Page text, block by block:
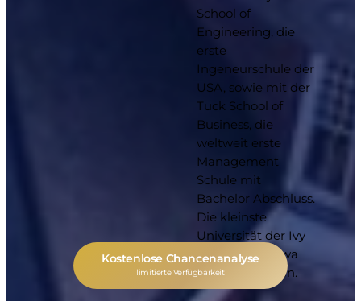
Kostenlose Chancenanalyse
limitierte Verfügbarkeit
School of
Engineering, die
erste
Ingeneurschule der
USA, sowie mit der
Tuck School of
Business, die
weltweit erste
Management
Schule mit
Bachelor Abschluss.
Die kleinste
Universität der Ivy
League hat etwa
6000 Studenten.